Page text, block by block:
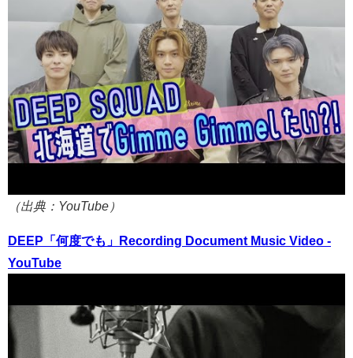
（出典：YouTube）
DEEP「何度でも」Recording Document Music Video -
YouTube